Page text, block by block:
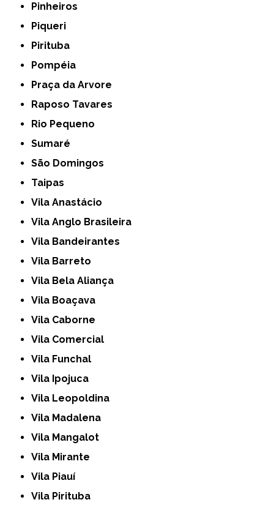
Pinheiros
Piqueri
Pirituba
Pompéia
Praça da Arvore
Raposo Tavares
Rio Pequeno
Sumaré
São Domingos
Taipas
Vila Anastácio
Vila Anglo Brasileira
Vila Bandeirantes
Vila Barreto
Vila Bela Aliança
Vila Boaçava
Vila Caborne
Vila Comercial
Vila Funchal
Vila Ipojuca
Vila Leopoldina
Vila Madalena
Vila Mangalot
Vila Mirante
Vila Piauí
Vila Pirituba